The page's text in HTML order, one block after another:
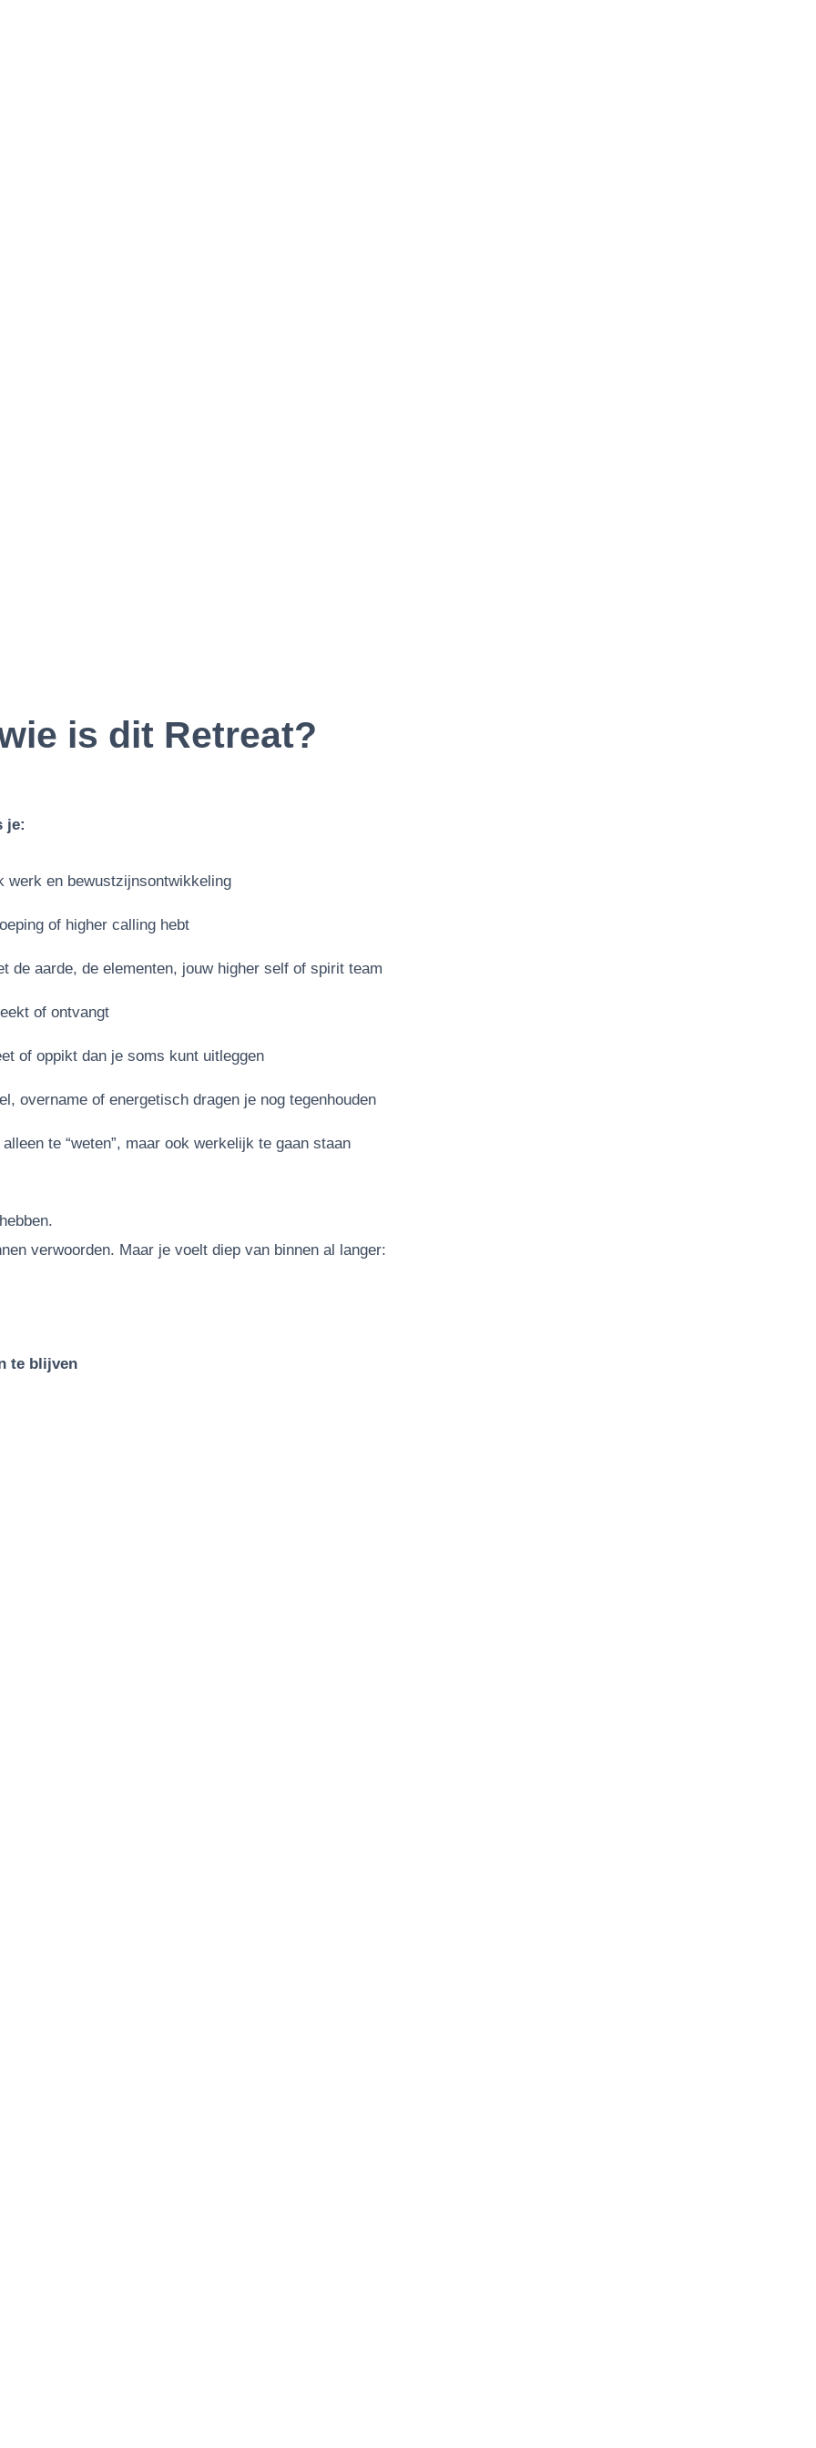
is dit Retreat?
je:
werk en bewustzijnsontwikkeling
of higher calling hebt
de aarde, de elementen, jouw higher self of spirit team
of ontvangt
of oppikt dan je soms kunt uitleggen
overname of energetisch dragen je nog tegenhouden
te “weten”, maar ook werkelijk te gaan staan
verwoorden. Maar je voelt diep van binnen al langer:
te blijven